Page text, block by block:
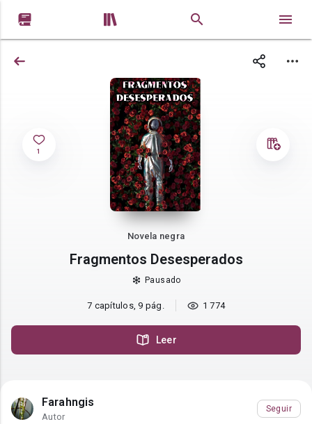
 
1
Novela negra
Fragmentos Desesperados
Pausado
7 capítulos, 9 pág. 1 774
Leer
Farahngis
Autor
Seguir